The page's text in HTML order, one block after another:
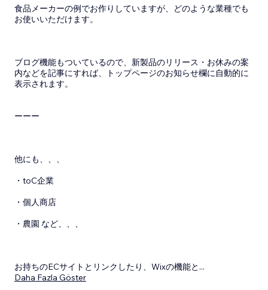
食品メーカーの例でお作りしていますが、どのような業種でも
お使いいただけます。
ブログ機能もついているので、新製品のリリース・お休みの案
内などを記事にすれば、トップページのお知らせ欄に自動的に
表示されます。
ーーー
他にも、、、
・toC企業
・個人商店
・農園 など、、、
お持ちのECサイトとリンクしたり、Wixの機能と ...
Daha Fazla Göster